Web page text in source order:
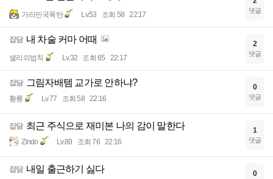
가라민국폭탄 Lv.53 조회 58 22:17 댓글
잡담 내 차술 커마 어때
샐리의법칙 Lv.32 조회 65 22:17
2
댓글
잡담 그림자배템 교가로 안하냐?
황룡 Lv.77 조회 58 22:16
0
댓글
잡담 최근 주식으로 재미본 나의 감이 말한다
Zindo Lv.89 조회 76 22:16
1
댓글
잡담 내일 출근하기 싫다 0